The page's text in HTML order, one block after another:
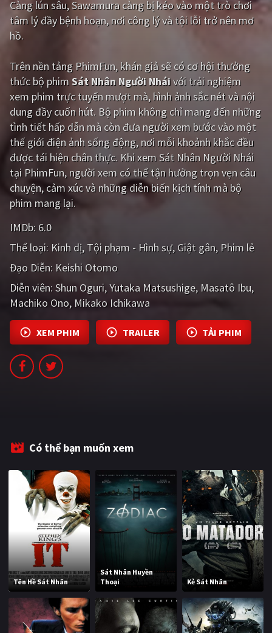
Giật gân Gia đình
Viễn Tây Tiểu sử
GameShow DramaTV
QUỐC GIA
Âu - Mỹ Trung Quốc - Hồng Kông
Hàn Quốc Nhật Bản
Ấn Độ
Tổng hợp
CẬP NHẬT
PHIM MỚI
PHIM BỘ
PHIM LẺ
PHIM CHIẾU RẠP
TUYỂN TẬP PHIM
Càng lún sâu, Sawamura càng bị kéo vào một trò chơi
tâm lý đầy bệnh hoạn, nơi công lý và tội lỗi trở nên mơ
hồ.
Trên nền tảng PhimFun, khán giả sẽ có cơ hội thưởng
thức bộ phimSát Nhân Người Nháivới trải nghiệm
xem phim trực tuyến mượt mà, hình ảnh sắc nét và nội
dung đầy cuốn hút. Bộ phim không chỉ mang đến những
tình tiết hấp dẫn mà còn đưa người xem bước vào một
thế giới điện ảnh sống động, nơi mỗi khoảnh khắc đều
được tái hiện chân thực. Khi xem Sát Nhân Người Nhái
tại PhimFun, người xem có thể tận hưởng trọn vẹn câu
chuyện, cảm xúc và những diễn biến kịch tính mà bộ
phim mang lại.
IMDb: 6.0
Thể loại: Kinh dị Tội phạm - Hình sự Giật gân Phim lẻ
Đạo Diễn: Keishi Otomo
Diễn viên: Shun Oguri Yutaka Matsushige Masatô Ibu
Machiko Ono Mikako Ichikawa
XEM PHIM TRAILER TẢI PHIM
Có thể bạn muốn xem
Tên Hề Sát Nhân
Sát Nhân Huyền
Thoại
Kẻ Sát Nhân